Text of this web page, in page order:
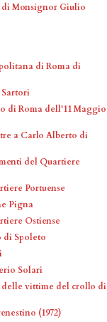
Monsignor Giulio
di Roma di
di Roma dell'11 Maggio
a Carlo Alberto di
del Quartiere
Portuense
Pigna
Ostiense
di Spoleto
Solari
vittime del crollo di
(1972)